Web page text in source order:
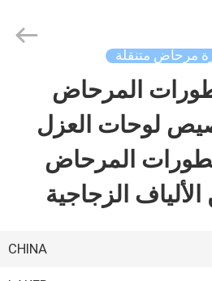
مرحاض متنقلة
المرحاض
لوحات العزل
المرحاض
الألياف الزجاجية
CHINA